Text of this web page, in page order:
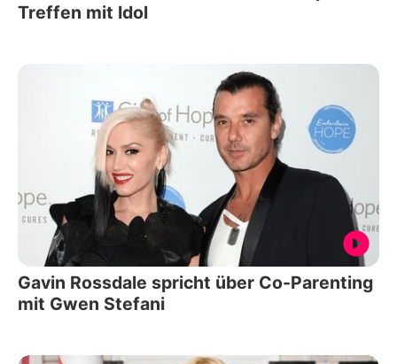
Treffen mit Idol
Gavin Rossdale spricht über Co-Parenting
mit Gwen Stefani